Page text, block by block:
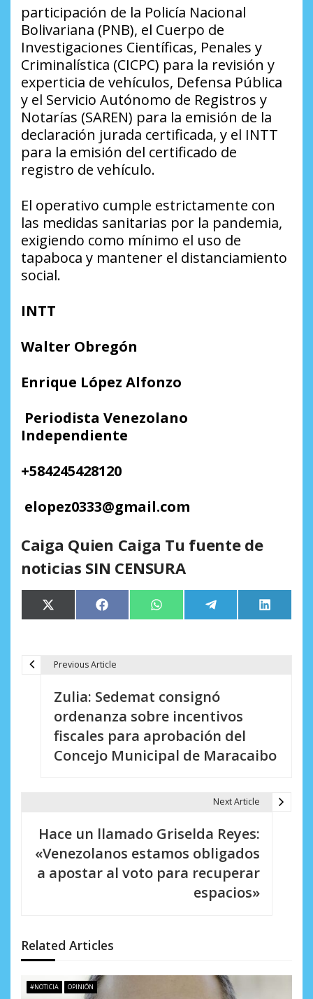
participación de la Policía Nacional
Bolivariana (PNB), el Cuerpo de
Investigaciones Científicas, Penales y
Criminalística (CICPC) para la revisión y
experticia de vehículos, Defensa Pública
y el Servicio Autónomo de Registros y
Notarías (SAREN) para la emisión de la
declaración jurada certificada, y el INTT
para la emisión del certificado de
registro de vehículo.
El operativo cumple estrictamente con
las medidas sanitarias por la pandemia,
exigiendo como mínimo el uso de
tapaboca y mantener el distanciamiento
social.
INTT
Walter Obregón
Enrique López Alfonzo
Periodista Venezolano
Independiente
+584245428120
elopez0333@gmail.com
Caiga Quien Caiga Tu fuente de
noticias SIN CENSURA
Compartir
en
X
(Twitter)
Compartir
en
Facebook Compartir
en
WhatsApp Compartir
en
Telegram
en
LinkedIn
e
e
Previous Article
Zulia: Sedemat consignó
ordenanza sobre incentivos
fiscales para aprobación del
Concejo Municipal de Maracaibo
Next Article
Hace un llamado Griselda Reyes:
«Venezolanos estamos obligados
a apostar al voto para recuperar
espacios»
Related Articles
#NOTICIA OPINIÓN